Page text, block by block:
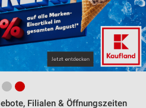
Filialen & Öffnungszeiten